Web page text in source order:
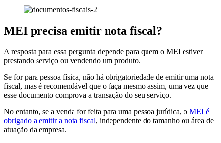
MEI precisa emitir nota fiscal?
A resposta para essa pergunta depende para quem o MEI estiver
prestando serviço ou vendendo um produto.
Se for para pessoa física, não há obrigatoriedade de emitir uma nota
fiscal, mas é recomendável que o faça mesmo assim, uma vez que
esse documento comprova a transação do seu serviço.
No entanto, se a venda for feita para uma pessoa jurídica, o MEI é
obrigado a emitir a nota fiscal, independente do tamanho ou área de
atuação da empresa.